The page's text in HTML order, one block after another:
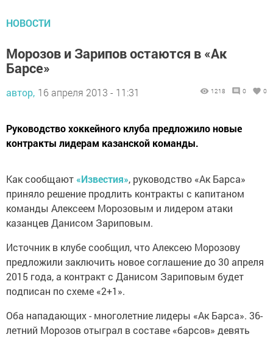
НОВОСТИ
Морозов и Зарипов остаются в «Ак
Барсе»
автор, 16 апреля 2013 - 11:31 1218 0 0
Руководство хоккейного клуба предложило новые
контракты лидерам казанской команды.
Как сообщают «Известия», руководство «Ак Барса»
приняло решение продлить контракты с капитаном
команды Алексеем Морозовым и лидером атаки
казанцев Данисом Зариповым.
Источник в клубе сообщил, что Алексею Морозову
предложили заключить новое соглашение до 30 апреля
2015 года, а контракт с Данисом Зариповым будет
подписан по схеме «2+1».
Оба нападающих - многолетние лидеры «Ак Барса». 36-
летний Морозов отыграл в составе «барсов» девять